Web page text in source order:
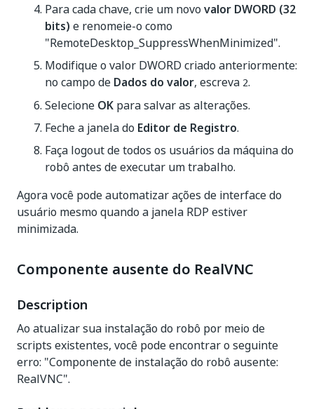
Para cada chave, crie um novo valor DWORD (32
bits) e renomeie-o como
"RemoteDesktop_SuppressWhenMinimized".
Modifique o valor DWORD criado anteriormente:
no campo de Dados do valor, escreva 2.
Selecione OK para salvar as alterações.
Feche a janela do Editor de Registro.
Faça logout de todos os usuários da máquina do
robô antes de executar um trabalho.
Agora você pode automatizar ações de interface do
usuário mesmo quando a janela RDP estiver
minimizada.
Componente ausente do RealVNC
Description
Ao atualizar sua instalação do robô por meio de
scripts existentes, você pode encontrar o seguinte
erro: "Componente de instalação do robô ausente:
RealVNC".